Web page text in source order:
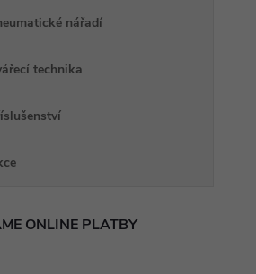
nářadí
technika
ONLINE PLATBY